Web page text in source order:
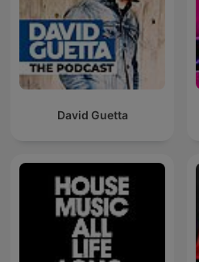
David Guetta